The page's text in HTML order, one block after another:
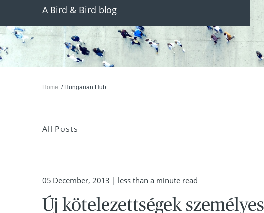
A Bird & Bird blog
Home Hungarian Hub
All Posts
05 December, 2013 | less than a minute read
Új kötelezettségek